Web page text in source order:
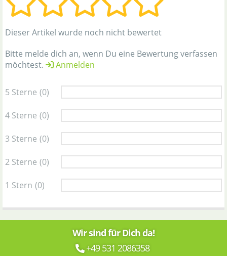
Dieser Artikel wurde noch nicht bewertet
Bitte melde dich an, wenn Du eine Bewertung verfassen
möchtest.
Anmelden
5 Sterne (0)
4 Sterne (0)
3 Sterne (0)
2 Sterne (0)
1 Stern (0)
Wir sind für Dich da!
+49 531 2086358